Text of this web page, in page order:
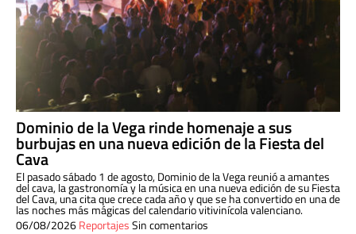
Dominio de la Vega rinde homenaje a sus
burbujas en una nueva edición de la Fiesta del
Cava
El pasado sábado 1 de agosto, Dominio de la Vega reunió a amantes
del cava, la gastronomía y la música en una nueva edición de su Fiesta
del Cava, una cita que crece cada año y que se ha convertido en una de
las noches más mágicas del calendario vitivinícola valenciano.
06/08/2026ReportajesSin comentarios